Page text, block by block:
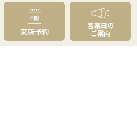
来店予約
営業日の
ご案内